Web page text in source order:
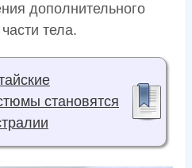
дополнительного
тела.
становятся